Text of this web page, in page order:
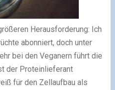
Herausforderung: Ich
abonniert, doch unter
bei den Veganern führt die
der Proteinlieferant
für den Zellaufbau als